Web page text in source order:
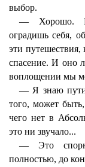
выбор.
— Хорошо.
оградишь себя,
эти путешествия,
спасение. И оно
воплощении мы
— Я знаю
того, может
чего нет в
это ни звучало...
— Это
полностью, до